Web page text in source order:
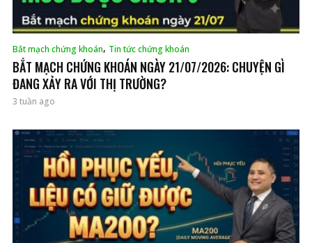
Bắt mạch chứng khoán, Tin tức chứng khoán
BẮT MẠCH CHỨNG KHOÁN NGÀY 21/07/2026: CHUYỆN GÌ
ĐANG XẢY RA VỚI THỊ TRƯỜNG?
3 tuần ago